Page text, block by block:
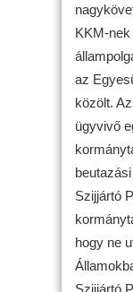
KKM-
az
közölt.
ügyvivő
Szijjártó
hogy ne
Szijjártó